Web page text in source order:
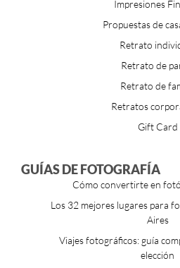
Impresiones
Propuestas de
Retrato
Retrato de
Retrato de
Retratos
Gift Card
GUÍAS DE FOTOGRAFÍA
Cómo convertirte en
Los 32 mejores lugares para
Aires
Viajes fotográficos: guía
elección